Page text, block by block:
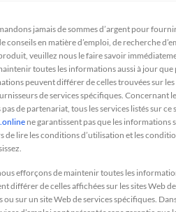
jamais de sommes d’argent pour
conseils en matière d’emploi, de recherche
veuillez nous le faire savoir
toutes les informations aussi à jour que
peuvent différer de celles trouvées sur
de services spécifiques. Concernant
pas de partenariat, tous les services listés sur ce
ne garantissent pas que les informations
de lire les conditions d’utilisation et les
efforçons de maintenir toutes les
différer de celles affichées sur les sites Web
sur un site Web de services spécifiques.